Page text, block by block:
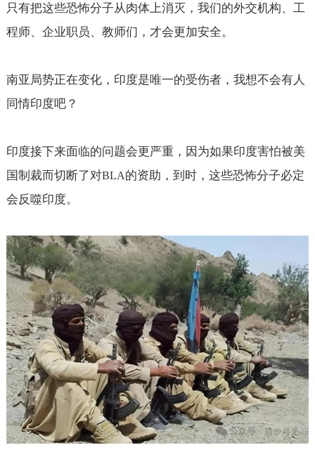
只有把这些恐怖分子从肉体上消灭，我们的外交机构、工
程师、企业职员、教师们，才会更加安全。
南亚局势正在变化，印度是唯一的受伤者，我想不会有人
同情印度吧？
印度接下来面临的问题会更严重，因为如果印度害怕被美
国制裁而切断了对BLA的资助，到时，这些恐怖分子必定
会反噬印度。